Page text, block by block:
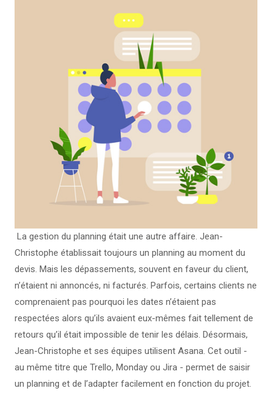
La gestion du planning était une autre affaire. Jean-
Christophe établissait toujours un planning au moment du
devis. Mais les dépassements, souvent en faveur du client,
n’étaient ni annoncés, ni facturés. Parfois, certains clients ne
comprenaient pas pourquoi les dates n’étaient pas
respectées alors qu’ils avaient eux-mêmes fait tellement de
retours qu’il était impossible de tenir les délais. Désormais,
Jean-Christophe et ses équipes utilisent Asana. Cet outil -
au même titre que Trello, Monday ou Jira - permet de saisir
un planning et de l’adapter facilement en fonction du projet.